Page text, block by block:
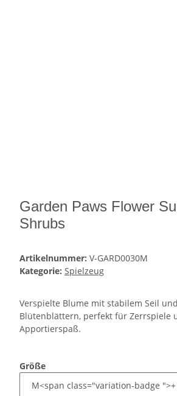
Garden Paws Flower
Shrubs
Artikelnummer: V-GARD0030M
Kategorie: Spielzeug
Verspielte Blume mit stabilem Seil
Blütenblättern, perfekt für Zerrspiele
Apportierspaß.
Größe